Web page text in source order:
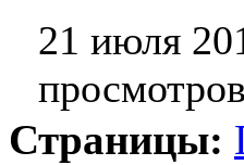
21 июля
просмотров
Страницы: